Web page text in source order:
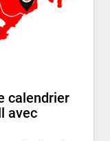
calendrier
avec